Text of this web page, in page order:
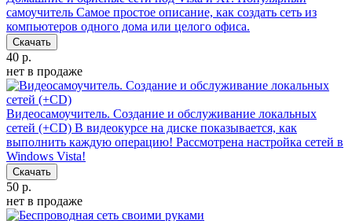
самоучитель Самое простое описание, как создать сеть из
компьютеров одного дома или целого офиса.
Скачать
40 р.
нет в продаже
Видеосамоучитель. Создание и обслуживание локальных
сетей (+CD) В видеокурсе на диске показывается, как
выполнить каждую операцию! Рассмотрена настройка сетей в
Windows Vista!
Скачать
50 р.
нет в продаже